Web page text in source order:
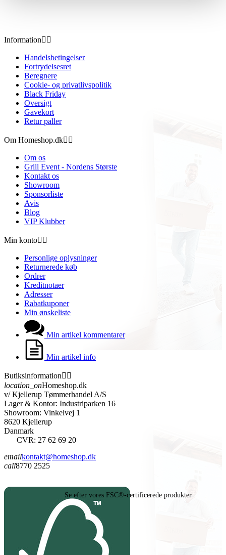
Information 
Handelsbetingelser
Fortrydelsesret
Beregnere
Cookie- og privatlivspolitik
Black Friday
Oversigt
Gavekort
Retur paller
Om Homeshop.dk 
Om os
Grill Event - Nordens Største
Kontakt os
Showroom
Sponsorliste
Avis
Blog
VIP Klubber
Min konto 
Personlige oplysninger
Returnerede køb
Ordrer
Kreditnotaer
Adresser
Rabatkuponer
Min ønskeliste
Min artikel kommentarer
Min artikel info
Butiksinformation 
location_onHomeshop.dk
v/ Kjellerup Tømmerhandel A/S
Lager & Kontor: Industriparken 16
Showroom: Vinkelvej 1
8620 Kjellerup
Danmark
CVR: 27 62 69 20
emailkontakt@homeshop.dk
call8770 2525
Se efter vores FSC®-certificerede produkter